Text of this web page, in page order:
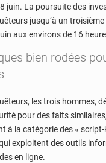
juin. La poursuite des
jusqu’à un troisième
aux environs de 16
bien rodées
les trois hommes,
pour des faits similaires,
à la catégorie des « script-
exploitent des outils
en ligne.